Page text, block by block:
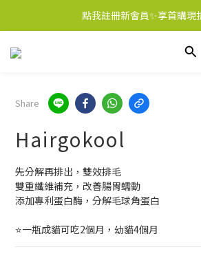
點我註冊新會員✨享首購現
Share
Hairgokool
先分解再排出，雙效排毛
雙重纖維補充，改善腸胃蠕動
添加專利蛋白酶，分解毛球角蛋白
⭐️一瓶成貓可吃2個月，幼貓4個月